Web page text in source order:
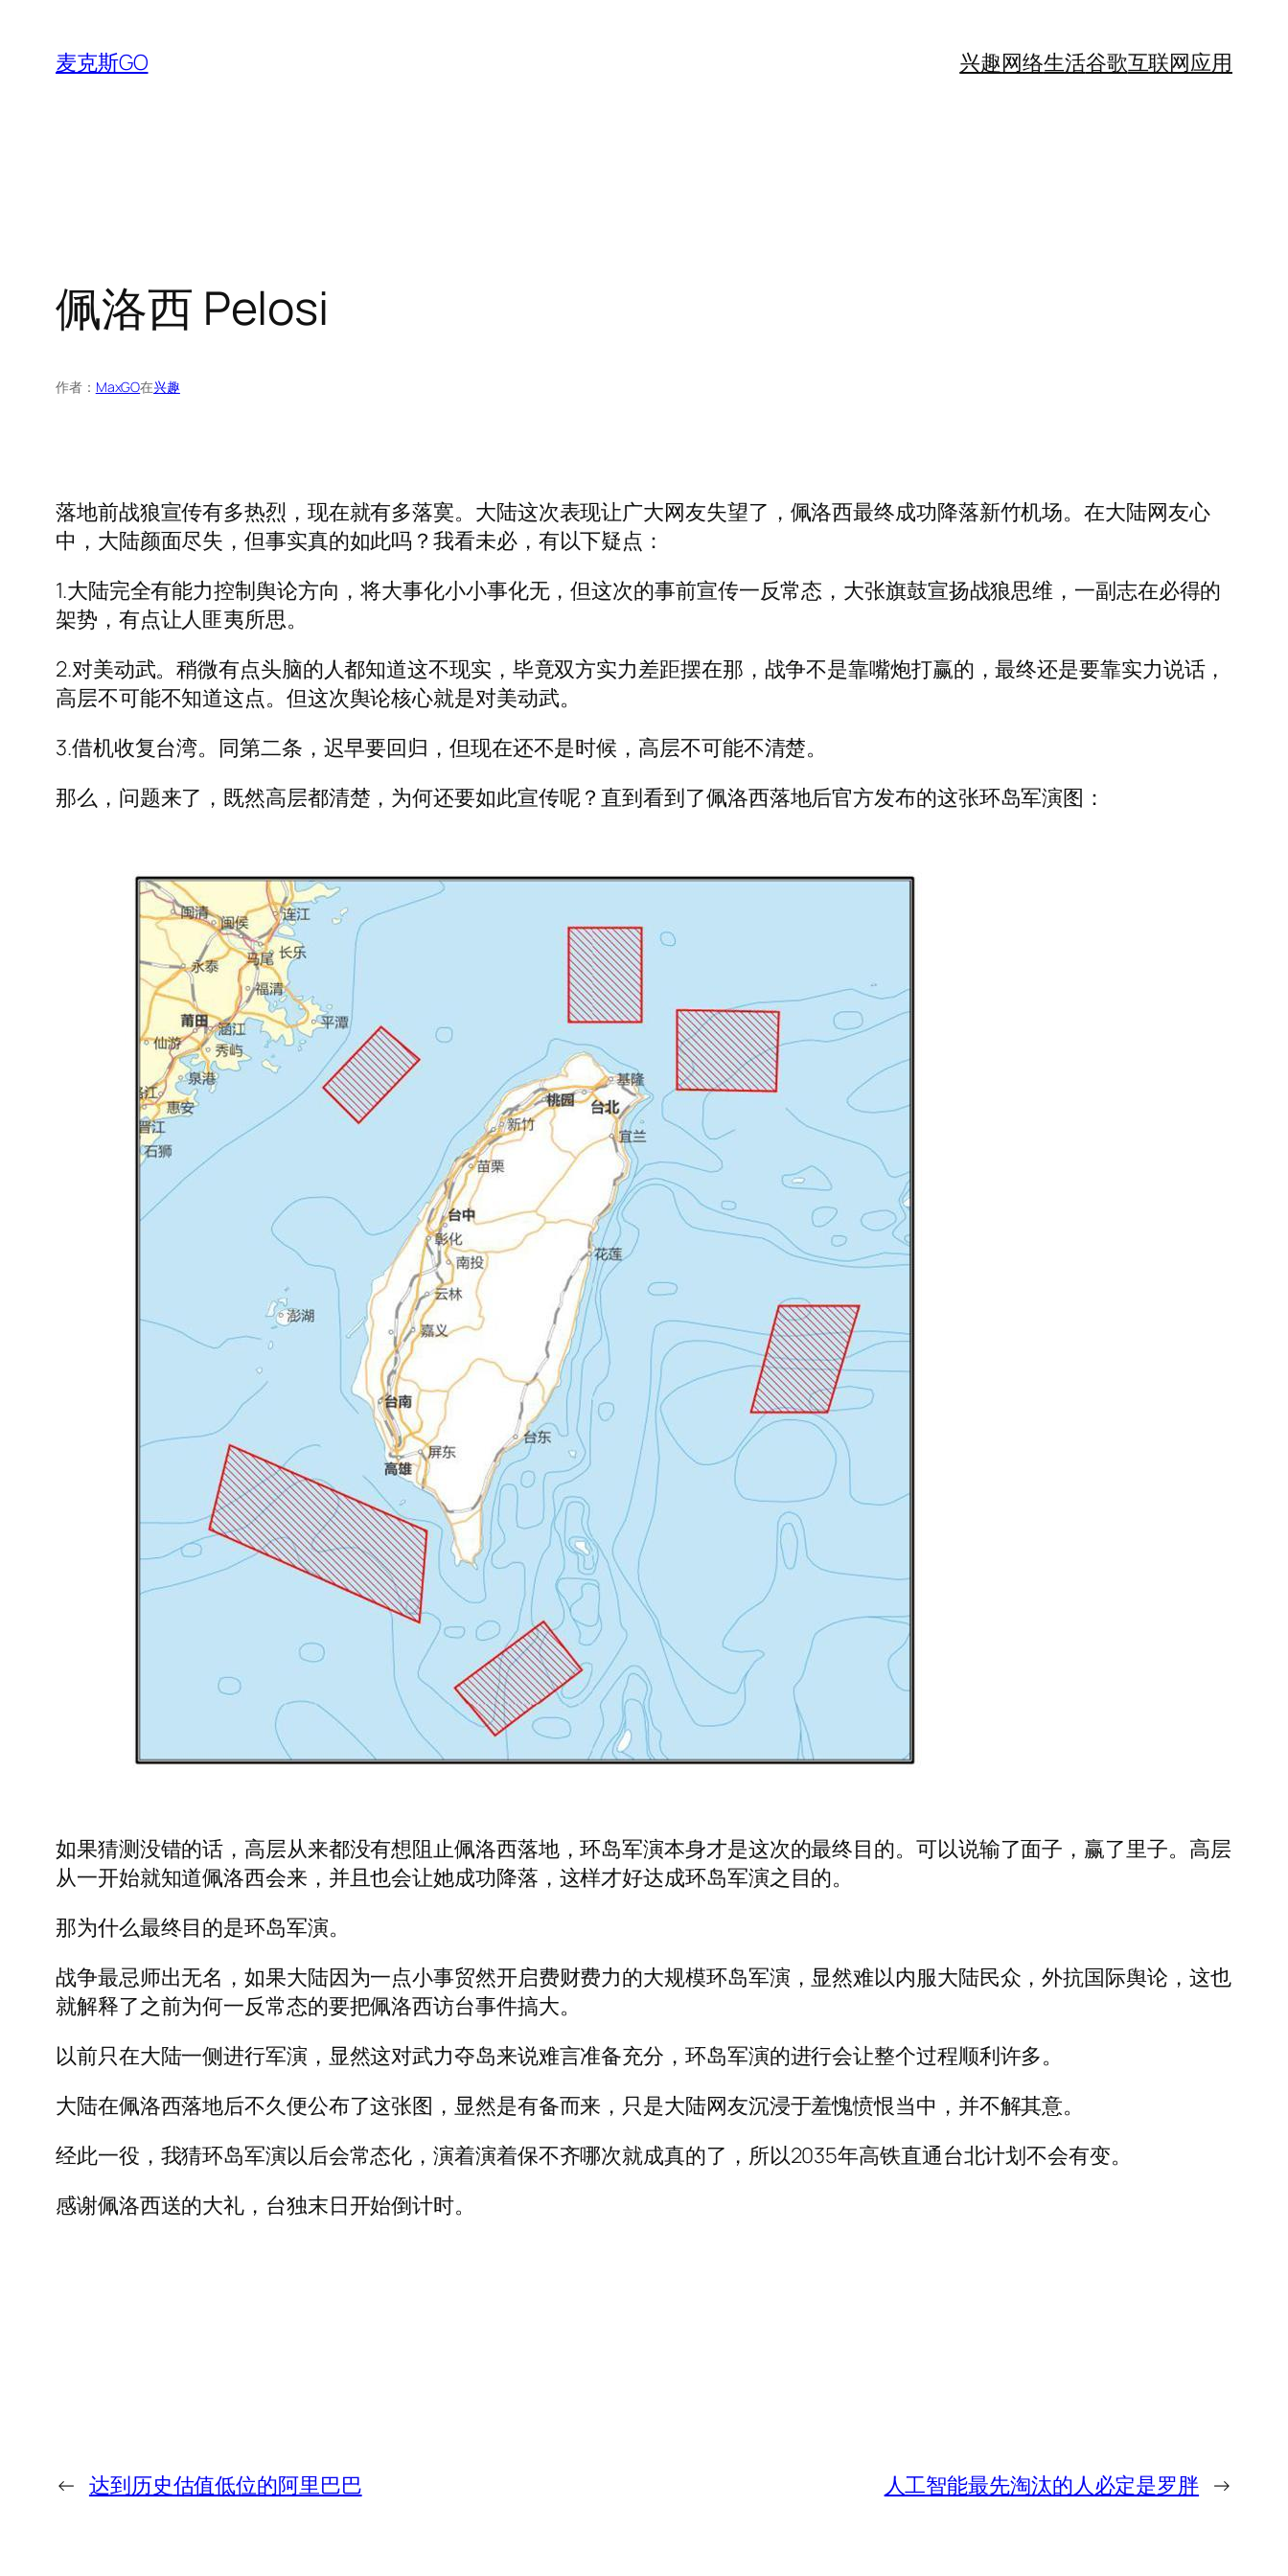
麦克斯GO 兴趣网络生活谷歌互联网应用
佩洛西 Pelosi
作者： MaxGO在兴趣
落地前战狼宣传有多热烈，现在就有多落寞。大陆这次表现让广大网友失望了，佩洛西最终成功降落新竹机场。在大陆网友心
中，大陆颜面尽失，但事实真的如此吗？我看未必，有以下疑点：
1.大陆完全有能力控制舆论方向，将大事化小小事化无，但这次的事前宣传一反常态，大张旗鼓宣扬战狼思维，一副志在必得的
架势，有点让人匪夷所思。
2.对美动武。稍微有点头脑的人都知道这不现实，毕竟双方实力差距摆在那，战争不是靠嘴炮打赢的，最终还是要靠实力说话，
高层不可能不知道这点。但这次舆论核心就是对美动武。
3.借机收复台湾。同第二条，迟早要回归，但现在还不是时候，高层不可能不清楚。
那么，问题来了，既然高层都清楚，为何还要如此宣传呢？直到看到了佩洛西落地后官方发布的这张环岛军演图：
如果猜测没错的话，高层从来都没有想阻止佩洛西落地，环岛军演本身才是这次的最终目的。可以说输了面子，赢了里子。高层
从一开始就知道佩洛西会来，并且也会让她成功降落，这样才好达成环岛军演之目的。
那为什么最终目的是环岛军演。
战争最忌师出无名，如果大陆因为一点小事贸然开启费财费力的大规模环岛军演，显然难以内服大陆民众，外抗国际舆论，这也
就解释了之前为何一反常态的要把佩洛西访台事件搞大。
以前只在大陆一侧进行军演，显然这对武力夺岛来说难言准备充分，环岛军演的进行会让整个过程顺利许多。
大陆在佩洛西落地后不久便公布了这张图，显然是有备而来，只是大陆网友沉浸于羞愧愤恨当中，并不解其意。
经此一役，我猜环岛军演以后会常态化，演着演着保不齐哪次就成真的了，所以2035年高铁直通台北计划不会有变。
感谢佩洛西送的大礼，台独末日开始倒计时。
← 达到历史估值低位的阿里巴巴 人工智能最先淘汰的人必定是罗胖 →